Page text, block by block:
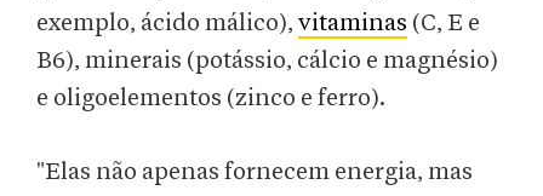
exemplo, ácido málico), vitaminas (C, E e
B6), minerais (potássio, cálcio e magnésio)
e oligoelementos (zinco e ferro).
"Elas não apenas fornecem energia, mas